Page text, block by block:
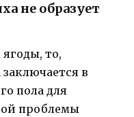
не образует
то,
в
пола для
проблемы